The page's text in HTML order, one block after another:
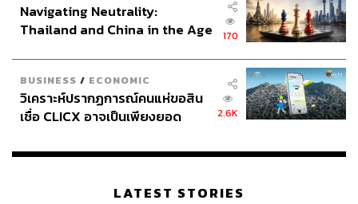
Navigating Neutrality:
Thailand and China in the Age
170
BUSINESS / ECONOMIC
วิเคราะห์ปรากฏการณ์คนแห่ขอสิน
เชื่อ CLICX อาจเป็นเพียงยอด
เรือนไทยที่ถูกซุกไว้
2.6K
LATEST STORIES